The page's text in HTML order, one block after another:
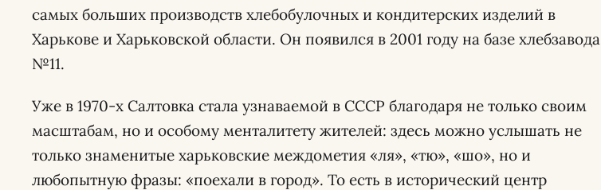
самых больших производств хлебобулочных и кондитерских изделий в
Харькове и Харьковской области. Он появился в 2001 году на базе хлебзавода
№11.
Уже в 1970-х Салтовка стала узнаваемой в СССР благодаря не только своим
масштабам, но и особому менталитету жителей: здесь можно услышать не
только знаменитые харьковские междометия «ля», «тю», «шо», но и
любопытную фразы: «поехали в город». То есть в исторический центр